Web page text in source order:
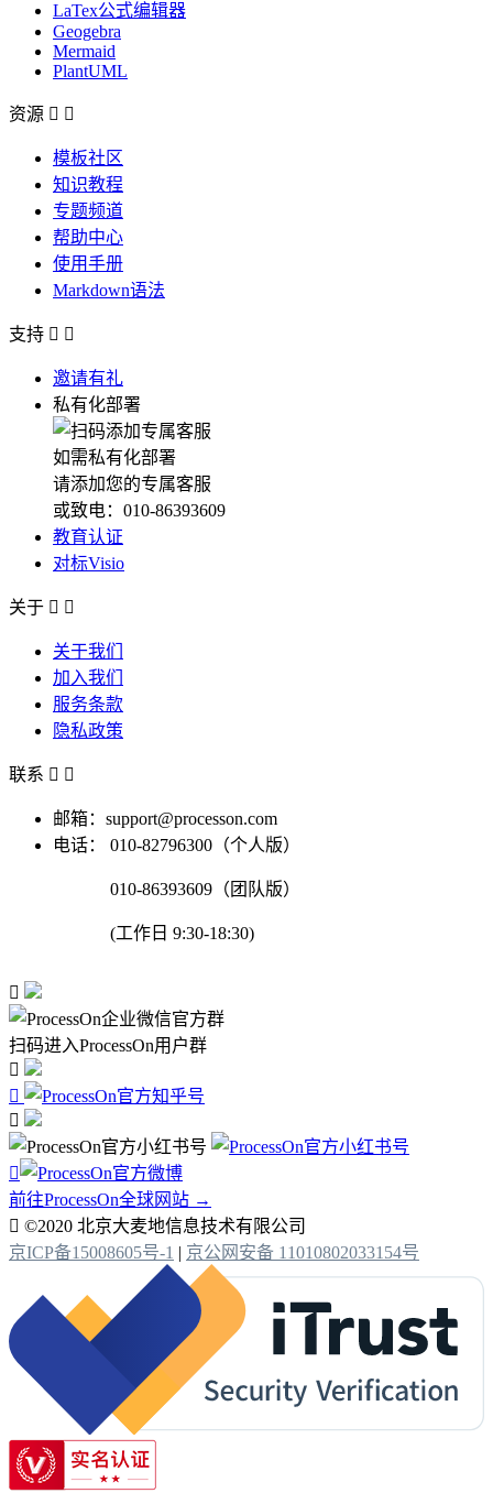
LaTex公式编辑器
Geogebra
Mermaid
PlantUML
资源  
模板社区
知识教程
专题频道
帮助中心
使用手册
Markdown语法
支持  
邀请有礼
私有化部署
如需私有化部署
请添加您的专属客服
或致电：010-86393609
教育认证
对标Visio
关于  
关于我们
加入我们
服务条款
隐私政策
联系  
邮箱：support@processon.com
电话：
010-82796300（个人版）
010-86393609（团队版）
(工作日 9:30-18:30)

扫码进入ProcessOn用户群




前往ProcessOn全球网站 →
 ©2020 北京大麦地信息技术有限公司
京ICP备15008605号-1 | 京公网安备 11010802033154号